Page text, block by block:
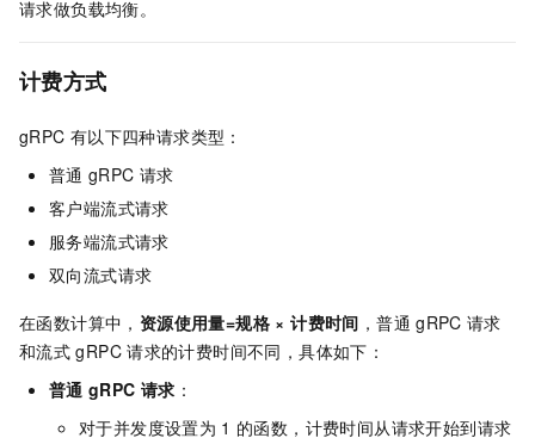
请求做负载均衡。
计费方式
gRPC 有以下四种请求类型：
普通 gRPC 请求
客户端流式请求
服务端流式请求
双向流式请求
在函数计算中， 资源使用量=规格 × 计费时间 ，普通 gRPC 请求
和流式 gRPC 请求的计费时间不同，具体如下：
普通 gRPC 请求 ：
对于并发度设置为 1 的函数，计费时间从请求开始到请求